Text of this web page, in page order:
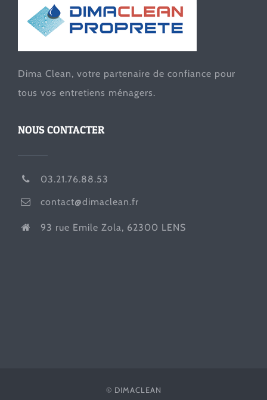
Dima Clean, votre partenaire de confiance pour
tous vos entretiens ménagers.
NOUS CONTACTER
03.21.76.88.53
contact@dimaclean.fr
93 rue Emile Zola, 62300 LENS
© DIMACLEAN